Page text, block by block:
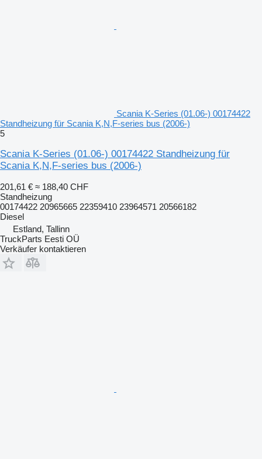
Scania K-Series (01.06-) 00174422
Standheizung für Scania K,N,F-series bus (2006-)
5
Scania K-Series (01.06-) 00174422 Standheizung für
Scania K,N,F-series bus (2006-)
201,61 € ≈ 188,40 CHF
Standheizung
00174422 20965665 22359410 23964571 20566182
Diesel
Estland, Tallinn
TruckParts Eesti OÜ
Verkäufer kontaktieren